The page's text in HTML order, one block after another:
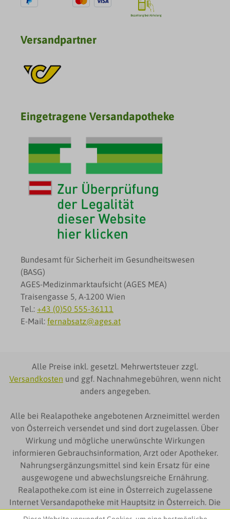
Versandpartner
Eingetragene Versandapotheke
Bundesamt für Sicherheit im Gesundheitswesen
(BASG)
AGES-Medizinmarktaufsicht (AGES MEA)
Traisengasse 5, A-1200 Wien
Tel.: +43 (0)50 555-36111
E-Mail: fernabsatz@ages.at
Alle Preise inkl. gesetzl. Mehrwertsteuer zzgl.
Versandkosten und ggf. Nachnahmegebühren, wenn nicht
anders angegeben.
Alle bei Realapotheke angebotenen Arzneimittel werden
von Österreich versendet und sind dort zugelassen. Über
Wirkung und mögliche unerwünschte Wirkungen
informieren Gebrauchsinformation, Arzt oder Apotheker.
Nahrungsergänzungsmittel sind kein Ersatz für eine
ausgewogene und abwechslungsreiche Ernährung.
Realapotheke.com ist eine in Österreich zugelassene
Internet Versandapotheke mit Hauptsitz in Österreich. Die
auf Realapotheke.com zur Verfügung gestellten